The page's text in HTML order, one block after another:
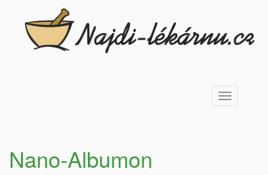
Toggle
navigation
Nano-Albumon